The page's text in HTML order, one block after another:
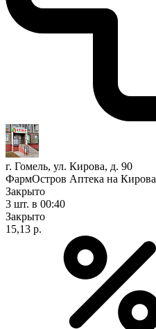
г. Гомель, ул. Кирова, д. 90
ФармОстров Аптека на Кирова
Закрыто
3 шт. в 00:40
Закрыто
15,13 р.